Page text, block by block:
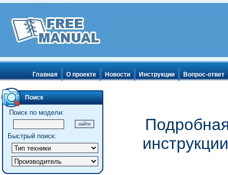
Главная О проекте Новости Инструкции Вопрос-ответ
Поиск
Поиск по модели:
Быстрый поиск: